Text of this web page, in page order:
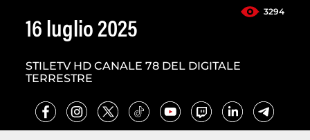
3294
16 luglio 2025
STILETV HD CANALE 78 DEL DIGITALE
TERRESTRE